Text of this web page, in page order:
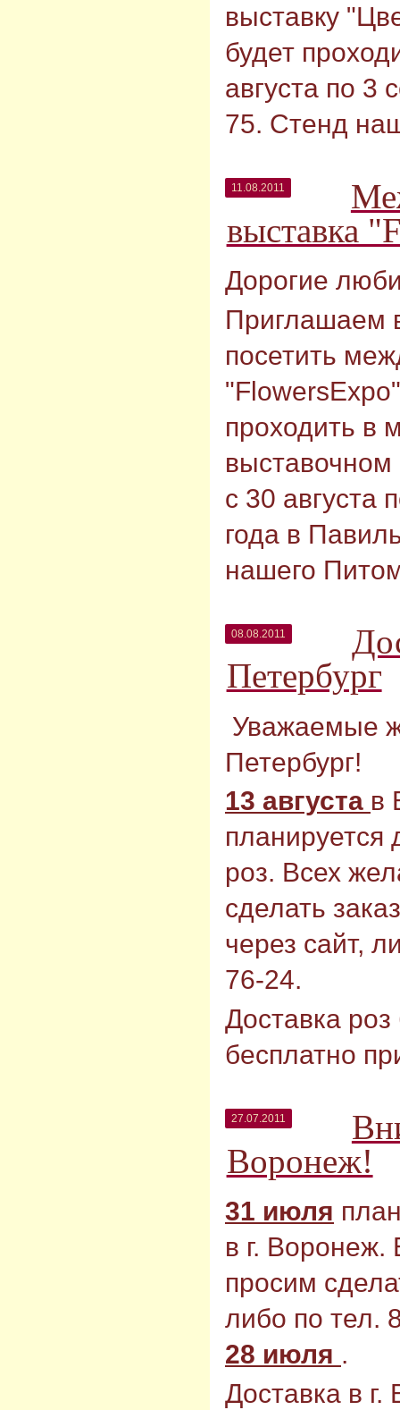
выставку
будет
августа по 3
75. Стенд
11.08.2011
выставка
Дорогие
Приглашаем
посетить
проходить в
выставочном
с 30 августа
года в
нашего
08.08.2011
Петербург
Уважаемые
Петербург!
13 августа в
планируется
роз. Всех
сделать
через сайт,
76-24.
Доставка роз
бесплатно
27.07.2011
Воронеж!
31 июля
в г.
просим
либо по тел.
28 июля .
Доставка в